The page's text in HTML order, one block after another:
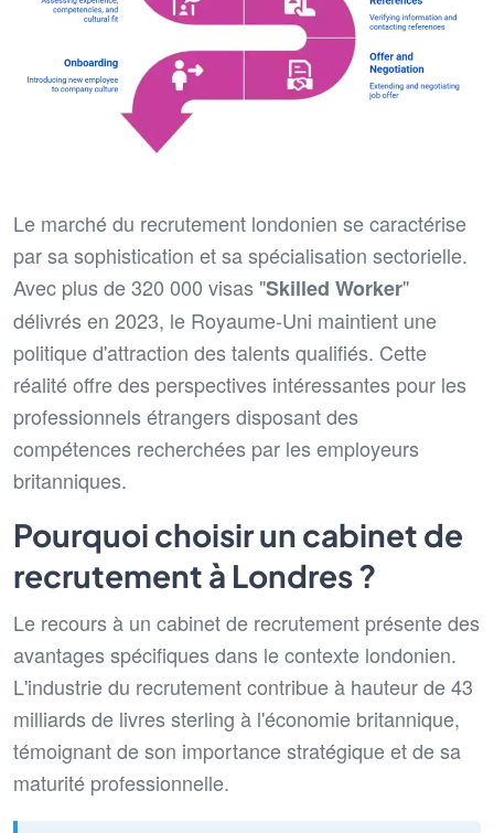
Le marché du recrutement londonien se caractérise
par sa sophistication et sa spécialisation sectorielle.
Avec plus de 320 000 visas "Skilled Worker"
délivrés en 2023, le Royaume-Uni maintient une
politique d'attraction des talents qualifiés. Cette
réalité offre des perspectives intéressantes pour les
professionnels étrangers disposant des
compétences recherchées par les employeurs
britanniques.
Pourquoi choisir un cabinet de
recrutement à Londres ?
Le recours à un cabinet de recrutement présente des
avantages spécifiques dans le contexte londonien.
L'industrie du recrutement contribue à hauteur de 43
milliards de livres sterling à l'économie britannique,
témoignant de son importance stratégique et de sa
maturité professionnelle.